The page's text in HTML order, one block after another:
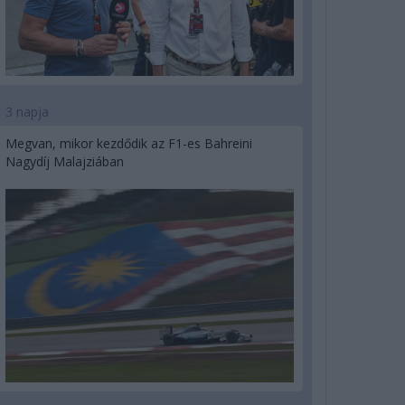
3 napja
Megvan, mikor kezdődik az F1-es Bahreini
Nagydíj Malajziában